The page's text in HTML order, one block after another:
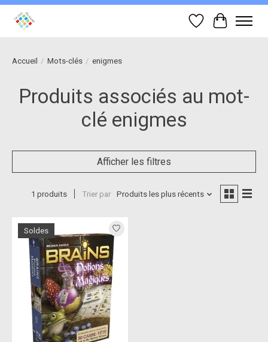
Liste dePanier
Accueil / Mots-clés / enigmes
Produits associés au mot-
clé enigmes
Afficher les filtres
1 produits Trier par Produits les plus récents
Soldes